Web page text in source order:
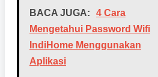
BACA JUGA:
4 Cara
Mengetahui Password Wifi
IndiHome Menggunakan
Aplikasi